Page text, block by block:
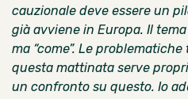
cauzionale deve essere un
già avviene in Europa. Il
ma “come”. Le
questa mattinata serve
un confronto su questo. Io